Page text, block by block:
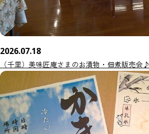
2026.07.18
（千里）美味匠庵さまのお漬物・佃煮販売会♪